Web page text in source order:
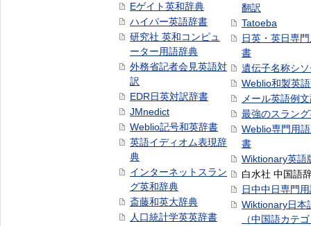
Eゲイト英和辞典
ハイパー英語辞書
研究社 英和コンピュ
ーター用語辞典
外務省記者会見英語対
訳
EDR日英対訳辞書
JMnedict
Weblio記号和英辞書
英語イディオム表現辞
典
インターネットスラン
グ英和辞典
斎藤和英大辞典
人口統計学英英辞書
翻訳
Tatoeba
日英・英日専
書
遺伝子名称シ
Weblio和製英
メール英語例
最強のスラン
Weblio専門用
書
Wiktionary英語
白水社 中国語
日中中日専門
Wiktionary日本
（中国語カテ